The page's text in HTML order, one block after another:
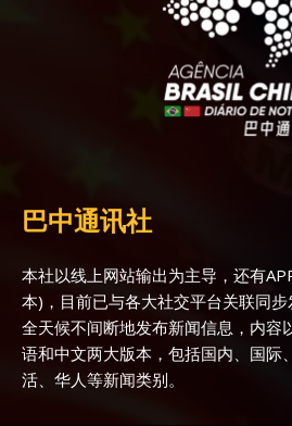
巴中通讯社
本社以线上网站输出为主导，还有
本)，目前已与各大社交平台关联同步
全天候不间断地发布新闻信息，内容
语和中文两大版本，包括国内、国际
活、华人等新闻类别。